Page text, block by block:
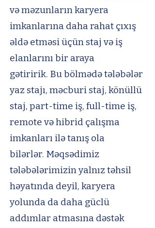
və məzunların karyera
imkanlarına daha rahat çıxış
əldə etməsi üçün staj və iş
elanlarını bir araya
gətiririk. Bu bölmədə tələbələr
yaz stajı, məcburi staj, könüllü
staj, part-time iş, full-time iş,
remote və hibrid çalışma
imkanları ilə tanış ola
bilərlər. Məqsədimiz
tələbələrimizin yalnız təhsil
həyatında deyil, karyera
yolunda da daha güclü
addımlar atmasına dəstək